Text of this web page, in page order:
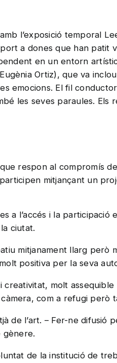
l’exposició temporal
a dones que han
en un entorn
Ortiz), que va
emocions. El fil
les seves paraules. Els
respon al compromís
mitjançant un
l’accés i la participació
ciutat.
mitjanament llarg però
positiva per la seva
creativitat, molt
com a refugi
de l’art. – Fer-ne difusió
gènere.
de la institució de